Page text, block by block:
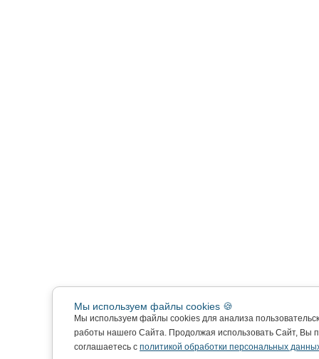
Мы используем файлы cookies 🍪
Мы используем файлы cookies для анализа
работы нашего Сайта. Продолжая использовать Сайт, Вы
соглашаетесь с политикой обработки персональных